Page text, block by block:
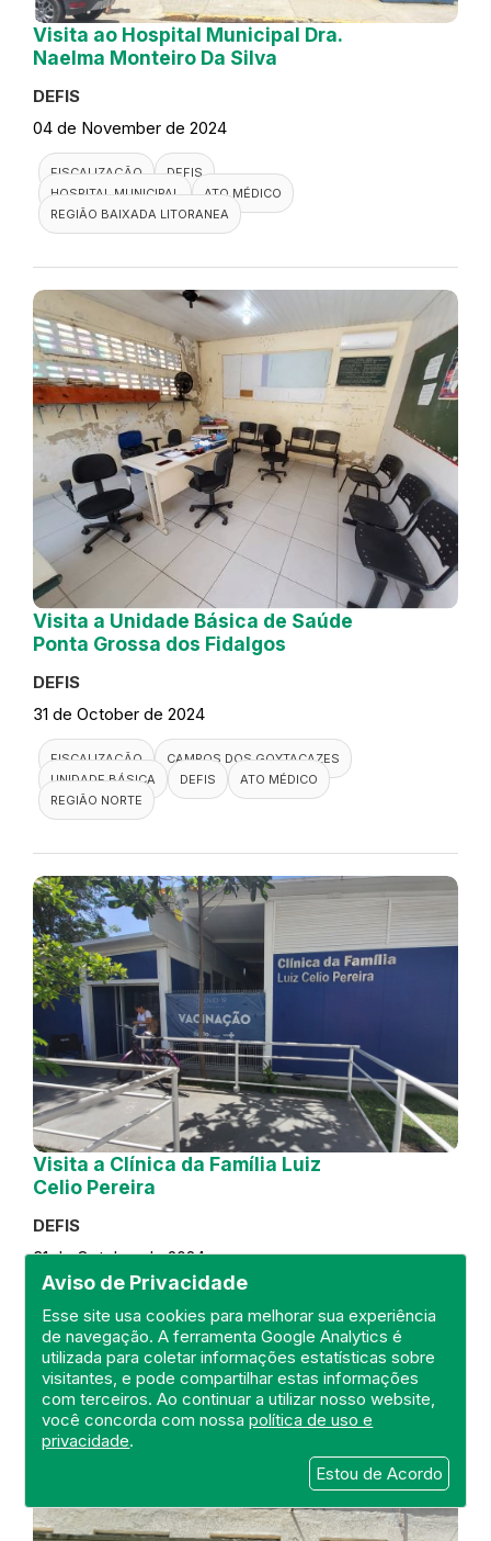
Aviso de Privacidade
Esse site usa cookies para melhorar sua experiência
de navegação. A ferramenta Google Analytics é
utilizada para coletar informações estatísticas sobre
visitantes, e pode compartilhar estas informações
com terceiros. Ao continuar a utilizar nosso website,
você concorda com nossapolítica de uso e
privacidade.
Estou de Acordo
Visita ao Hospital Municipal Dra.
Naelma Monteiro Da Silva
DEFIS
04 de November de 2024
FISCALIZAÇÃO
DEFIS
HOSPITAL MUNICIPAL
ATO MÉDICO
REGIÃO BAIXADA LITORANEA
Visita a Unidade Básica de Saúde
Ponta Grossa dos Fidalgos
DEFIS
31 de October de 2024
FISCALIZAÇÃO
CAMPOS DOS GOYTACAZES
UNIDADE BÁSICA
DEFIS
ATO MÉDICO
REGIÃO NORTE
Visita a Clínica da Família Luiz
Celio Pereira
DEFIS
31 de October de 2024
REGIÃO METROPOLITANA
DEFIS
ATO MÉDICO
CLÍNICA DA FAMÍLIA